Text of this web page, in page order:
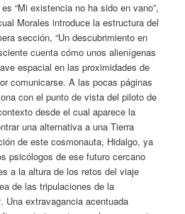
“Mi existencia no ha sido en vano”,
Morales introduce la estructura del
sección, “Un descubrimiento en
cuenta cómo unos alienígenas
espacial en las proximidades de
comunicarse. A las pocas páginas
con el punto de vista del piloto de
desde el cual aparece la
una alternativa a una Tierra
de este cosmonauta, Hidalgo, ya
psicólogos de ese futuro cercano
a la altura de los retos del viaje
de las tripulaciones de la
. Una extravagancia acentuada